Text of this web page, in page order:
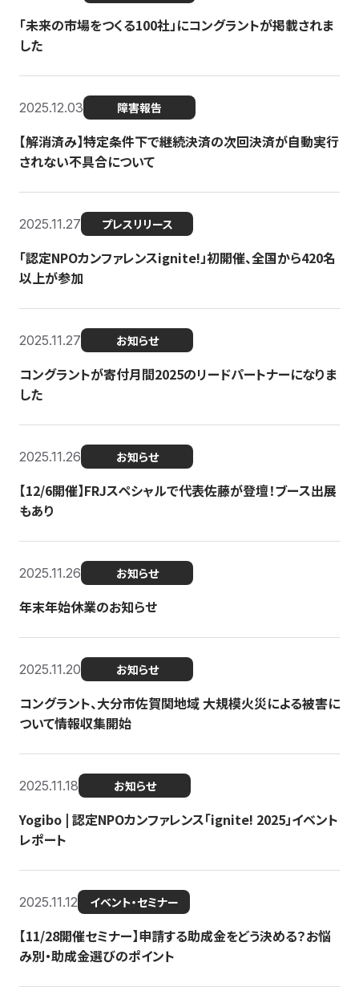
「未来の市場をつくる100社」にコングラントが掲載されま
した
2025.12.03 障害報告
【解消済み】特定条件下で継続決済の次回決済が自動実行
されない不具合について
2025.11.27 プレスリリース
「認定NPOカンファレンスignite!」初開催、全国から420名
以上が参加
2025.11.27 お知らせ
コングラントが寄付月間2025のリードパートナーになりま
した
2025.11.26 お知らせ
【12/6開催】FRJスペシャルで代表佐藤が登壇！ブース出展
もあり
2025.11.26 お知らせ
年末年始休業のお知らせ
2025.11.20 お知らせ
コングラント、大分市佐賀関地域 大規模火災による被害に
ついて情報収集開始
2025.11.18 お知らせ
Yogibo | 認定NPOカンファレンス「ignite! 2025」イベント
レポート
2025.11.12 イベント・セミナー
【11/28開催セミナー】申請する助成金をどう決める？お悩
み別・助成金選びのポイント